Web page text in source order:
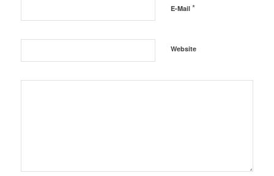
E-Mail *
Website